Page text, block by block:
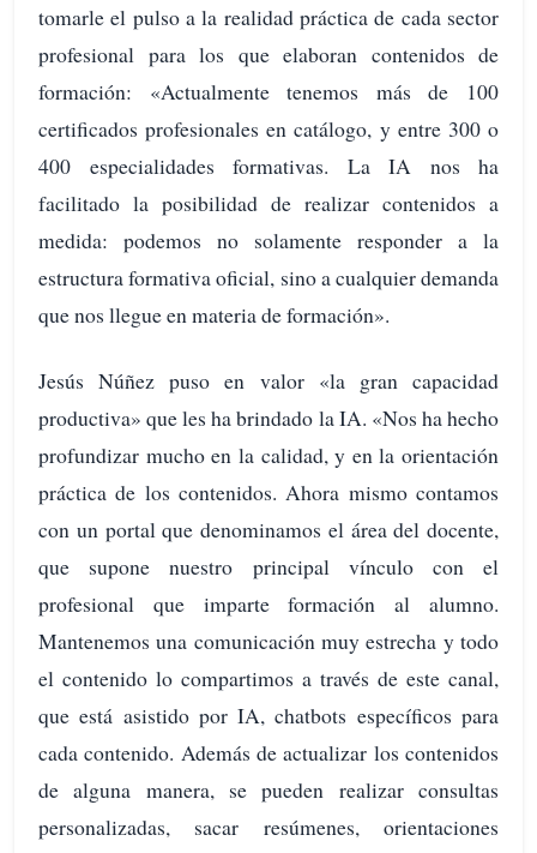
tomarle el pulso a la realidad práctica de cada sector
profesional para los que elaboran contenidos de
formación: «Actualmente tenemos más de 100
certificados profesionales en catálogo, y entre 300 o
400 especialidades formativas. La IA nos ha
facilitado la posibilidad de realizar contenidos a
medida: podemos no solamente responder a la
estructura formativa oficial, sino a cualquier demanda
que nos llegue en materia de formación».
Jesús Núñez puso en valor «la gran capacidad
productiva» que les ha brindado la IA. «Nos ha hecho
profundizar mucho en la calidad, y en la orientación
práctica de los contenidos. Ahora mismo contamos
con un portal que denominamos el área del docente,
que supone nuestro principal vínculo con el
profesional que imparte formación al alumno.
Mantenemos una comunicación muy estrecha y todo
el contenido lo compartimos a través de este canal,
que está asistido por IA, chatbots específicos para
cada contenido. Además de actualizar los contenidos
de alguna manera, se pueden realizar consultas
personalizadas, sacar resúmenes, orientaciones